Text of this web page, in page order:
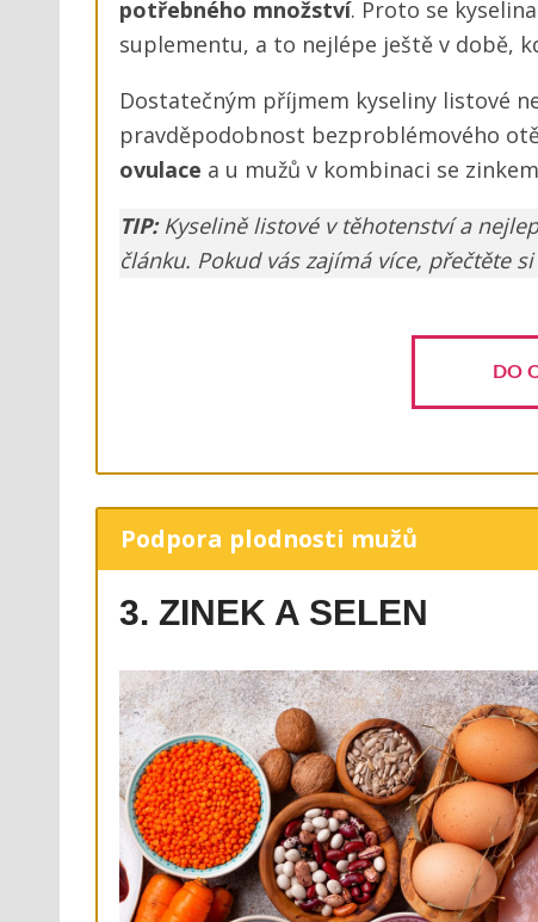
potřebného množství. Proto se
suplementu, a to nejlépe ještě v době,
Dostatečným příjmem kyseliny listové
pravděpodobnost bezproblémového
ovulace a u mužů v kombinaci se zinkem
TIP: Kyselině listové v těhotenství a
článku. Pokud vás zajímá více, přečtěte si
DO
Podpora plodnosti mužů
3. ZINEK A SELEN